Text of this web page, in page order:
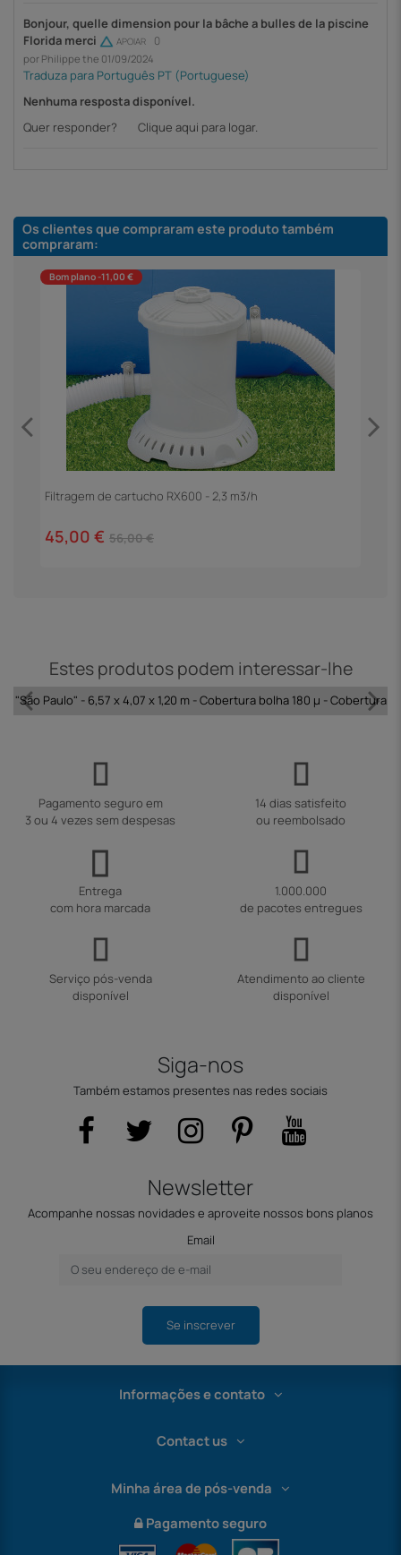
Bonjour, quelle dimension pour la bâche a bulles de la piscine
Florida merci
APOIAR 0
por Philippe the 01/09/2024
Nenhuma resposta disponível.
Quer responder?
Clique aqui para logar.
Os clientes que compraram este produto também
compraram:
Bom plano -11,00 €
Filtragem de cartucho RX600 - 2,3 m3/h
45,00 € 56,00 €
Estes produtos podem interessar-lhe
"São Paulo" - 6,57 x 4,07 x 1,20 m - Cobertura bolha 180 µ - Cobertura
Pagamento seguro em
3 ou 4 vezes sem despesas
14 dias satisfeito
ou reembolsado
Entrega
com hora marcada
1.000.000
de pacotes entregues
Serviço pós-venda
disponível
Atendimento ao cliente
disponível
Siga-nos
Também estamos presentes nas redes sociais
Newsletter
Acompanhe nossas novidades e aproveite nossos bons planos
Email
Se inscrever
Informações e contato
Contact us
Minha área de pós-venda
Pagamento seguro